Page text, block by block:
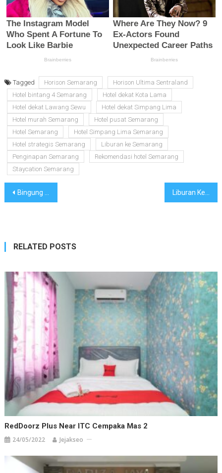
Tagged Horison Semarang
Horison Ultima Sentraland
Hotel bintang 4 Semarang
Hotel dekat Kota Lama
Hotel dekat Lawang Sewu
Hotel dekat Simpang Lima
Hotel murah Semarang
Hotel pusat Semarang
Hotel Semarang
Hotel Simpang Lima Semarang
Hotel strategis Semarang
Liburan ke Semarang
Penginapan Semarang
Rekomendasi hotel Semarang
Staycation Semarang
Navigasi
Bingung Cari Hotel Jakarta Dekat Ragunan? Horison vs Hotel Budget, Mana yang Lebih Oke?
RELATED POSTS
RedDoorz Plus Near ITC Cempaka Mas 2
24/05/2022 Jejakseo